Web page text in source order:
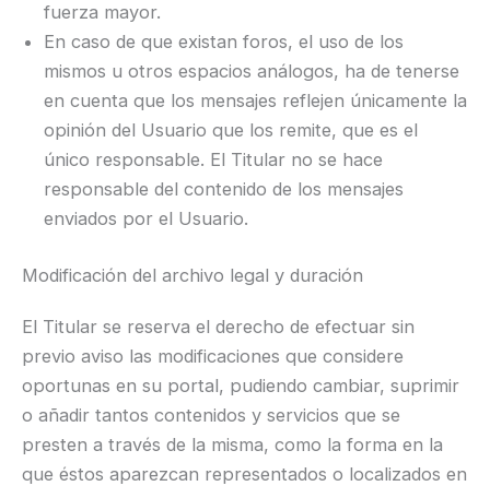
fuerza mayor.
En caso de que existan foros, el uso de los
mismos u otros espacios análogos, ha de tenerse
en cuenta que los mensajes reflejen únicamente la
opinión del Usuario que los remite, que es el
único responsable. El Titular no se hace
responsable del contenido de los mensajes
enviados por el Usuario.
Modificación del archivo legal y duración
El Titular se reserva el derecho de efectuar sin
previo aviso las modificaciones que considere
oportunas en su portal, pudiendo cambiar, suprimir
o añadir tantos contenidos y servicios que se
presten a través de la misma, como la forma en la
que éstos aparezcan representados o localizados en